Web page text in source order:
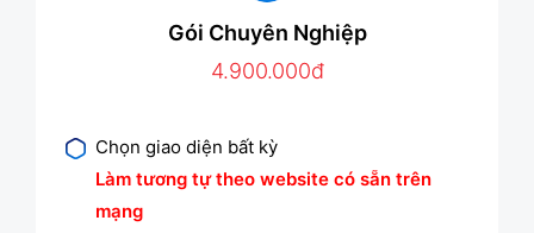
Gói Chuyên Nghiệp
4.900.000đ
Chọn giao diện bất kỳ
Làm tương tự theo website có sẵn trên
mạng